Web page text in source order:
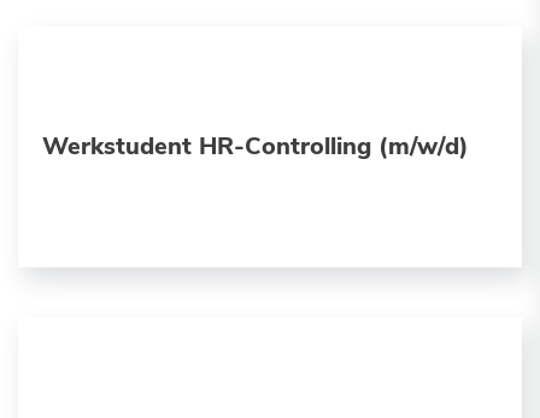
Werkstudent HR-Controlling (m/w/d)